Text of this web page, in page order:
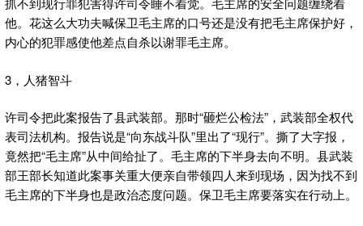
他。花这么大功夫喊保卫毛主席的口号还是没有把毛主席保护好，
内心的犯罪感使他差点自杀以谢罪毛主席。
3，人猪智斗
许司令把此案报告了县武装部。那时“砸烂公检法”，武装部全权代
表司法机构。报告说是“向东战斗队”里出了“现行”。撕了大字报，
竟然把“毛主席”从中间给扯了。毛主席的下半身去向不明。县武装
部王部长知道此案事关重大便亲自带领四人来到现场，因为找不到
毛主席的下半身也是政治态度问题。保卫毛主席要落实在行动上。